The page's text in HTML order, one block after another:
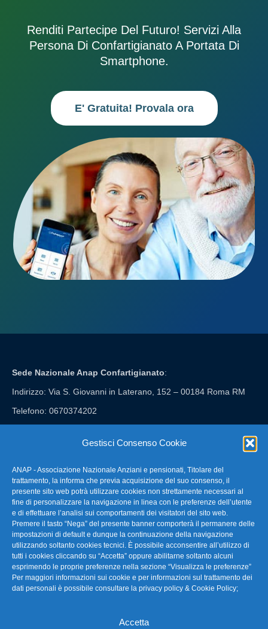
Gestisci Consenso Cookie
ANAP - Associazione Nazionale Anziani e pensionati, Titolare del
trattamento, la informa che previa acquisizione del suo consenso, il
presente sito web potrà utilizzare cookies non strettamente necessari al
fine di personalizzare la navigazione in linea con le preferenze dell’utente
e di effettuare l’analisi sui comportamenti dei visitatori del sito web.
Premere il tasto “Nega” del presente banner comporterà il permanere delle
impostazioni di default e dunque la continuazione della navigazione
utilizzando soltanto cookies tecnici. È possibile acconsentire all’utilizzo di
tutti i cookies cliccando su “Accetta” oppure abilitarne soltanto alcuni
esprimendo le proprie preferenze nella sezione “Visualizza le preferenze”
Per maggiori informazioni sui cookie e per informazioni sul trattamento dei
dati personali è possibile consultare la privacy policy & Cookie Policy;
Accetta
Renditi Partecipe Del Futuro! Servizi Alla
Persona Di Confartigianato A Portata Di
Smartphone.
E' Gratuita! Provala ora
Sede Nazionale Anap Confartigianato:
Indirizzo: Via S. Giovanni in Laterano, 152 – 00184 Roma RM
Telefono: 0670374202
FAQ – Domande Frequenti
La nostra Newsletter
Link Utili
TG Confartigianato
Privacy & Cookie Policy